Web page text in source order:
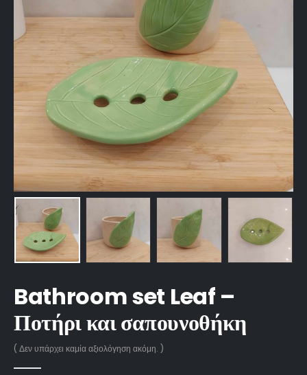
Bathroom set Leaf –
Ποτήρι και σαπουνοθήκη
( Δεν υπάρχει καμία αξιολόγηση ακόμη. )